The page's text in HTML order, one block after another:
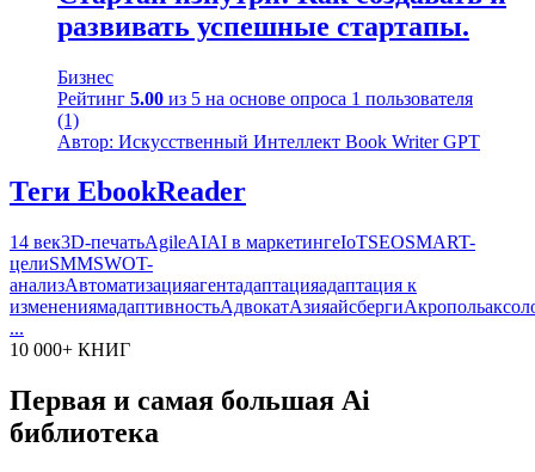
развивать успешные стартапы.
Бизнес
Рейтинг 5.00 из 5 на основе опроса 1 пользователя
(1)
Автор: Искусственный Интеллект Book Writer GPT
Теги EbookReader
14 век3D-печатьAgileAIAI в маркетингеIoTSEOSMART-
целиSMMSWOT-
анализАвтоматизацияагентадаптацияадаптация к
изменениямадаптивностьАдвокатАзияайсбергиАкрополь
...
10 000+ КНИГ
Первая и самая большая Ai
библиотека